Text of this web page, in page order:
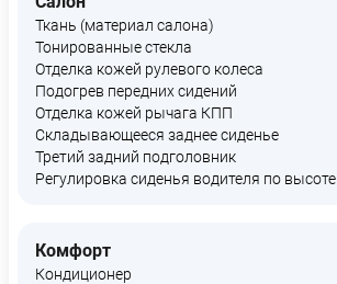
Ткань (материал салона)
Тонированные стекла
Отделка кожей рулевого колеса
Подогрев передних сидений
Отделка кожей рычага КПП
Складывающееся заднее сиденье
Третий задний подголовник
Регулировка сиденья водителя по высоте
Комфорт
Кондиционер